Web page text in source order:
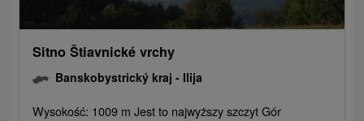
Sitno Štiavnické vrchy
Banskobystrický kraj - Ilija
Wysokość: 1009 m Jest to najwyższy szczyt Gór